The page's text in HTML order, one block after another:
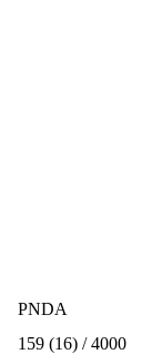
PNDA
159 (16) / 4000